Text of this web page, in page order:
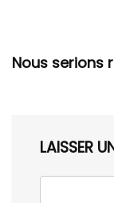
Nous serions
LAISSER